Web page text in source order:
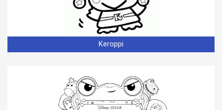
Keroppi